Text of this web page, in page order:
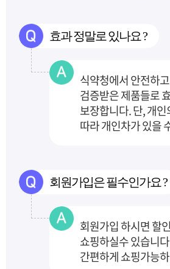
효과 정말로 있나요 ?
식약청에서 안전하
검증받은 제품들로
보장합니다.단, 개
따라 개인차가 있을
회원가입은 필수인가요 ?
회원가입 하시면 할
쇼핑하실수 있습니
간편하게 쇼핑가능